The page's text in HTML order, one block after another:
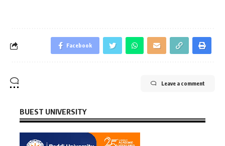
Facebook
Leave a comment
BUEST UNIVERSITY